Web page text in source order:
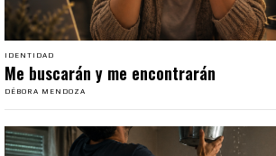
IDENTIDAD
Me buscarán y me encontrarán
DÉBORA MENDOZA